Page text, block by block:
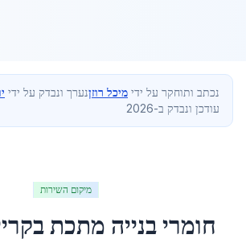
נכתב ותוחקר על ידי מיכל רוזןנערך ונבדק על ידי
עודכן ונבדק ב-2026
מיקום השירות
חומרי בנייה מתכת ב